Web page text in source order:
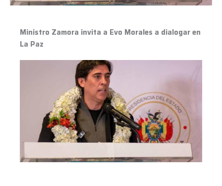
Ministro Zamora invita a Evo Morales a dialogar en
La Paz
La